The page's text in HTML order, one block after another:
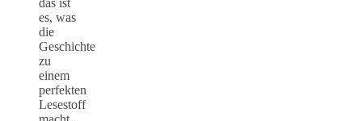
das ist
es, was
die
Geschichte
zu
einem
perfekten
Lesestoff